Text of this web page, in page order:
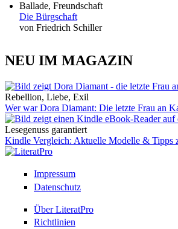
Ballade, Freundschaft
Die Bürgschaft
von Friedrich Schiller
NEU IM MAGAZIN
Rebellion, Liebe, Exil
Wer war Dora Diamant: Die letzte Frau an
Lesegenuss garantiert
Kindle Vergleich: Aktuelle Modelle & Tipps
Impressum
Datenschutz
Über LiteratPro
Richtlinien